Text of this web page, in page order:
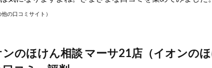
の口コミサイト）
ンのほけん相談 マーサ21店（イオンの